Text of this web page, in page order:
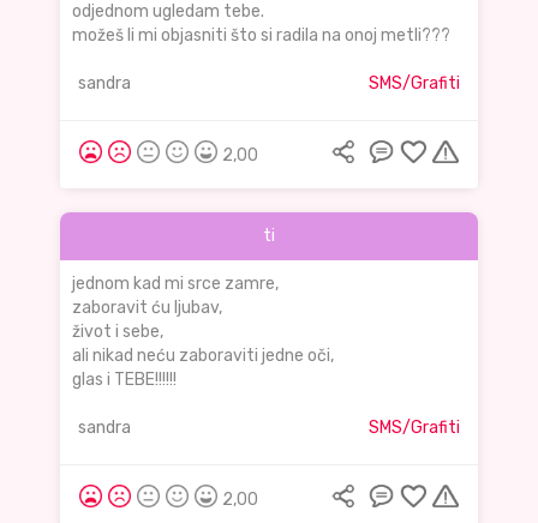
odjednom ugledam tebe.
možeš li mi objasniti što si radila na onoj metli???
sandra SMS/Grafiti
2,00
ti
jednom kad mi srce zamre,
zaboravit ću ljubav,
život i sebe,
ali nikad neću zaboraviti jedne oči,
glas i TEBE!!!!!!
sandra SMS/Grafiti
2,00